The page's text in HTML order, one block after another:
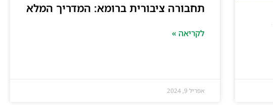
תחבורה ציבורית ברומא: המדריך המלא
לקריאה »
אפריל 9, 2024